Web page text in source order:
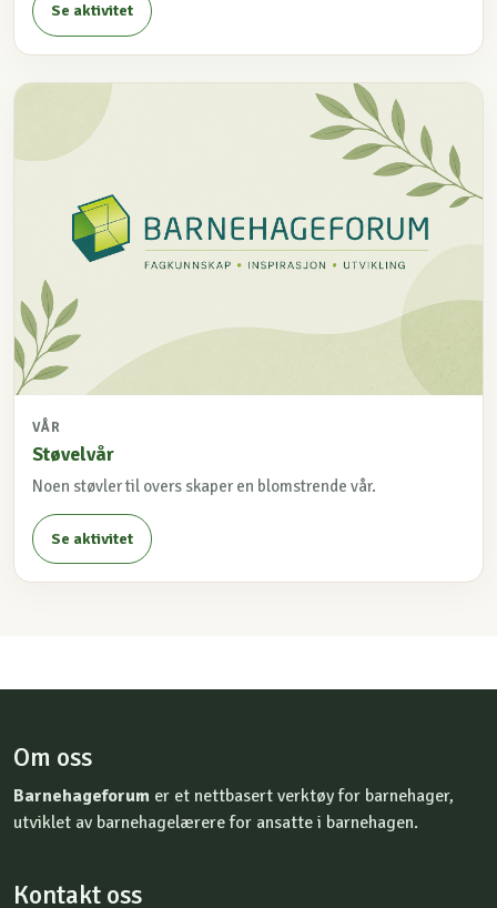
Se aktivitet
VÅR
Støvelvår
Noen støvler til overs skaper en blomstrende vår.
Se aktivitet
Om oss
Barnehageforum er et nettbasert verktøy for barnehager,
utviklet av barnehagelærere for ansatte i barnehagen.
Kontakt oss